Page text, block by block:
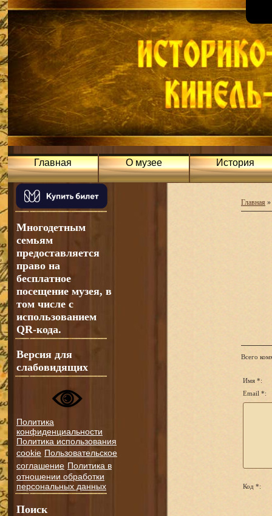
Главная О музее История
Многодетным
семьям
предоставляется
право на
бесплатное
посещение музея, в
том числе с
использованием
QR-кода.
Версия для
слабовидящих
Политика
конфиденциальности
Политика использования
cookie Пользовательское
соглашение Политика в
отношении обработки
персональных данных
Поиск
Главная »
Всего
Имя *:
Email *:
Код *: